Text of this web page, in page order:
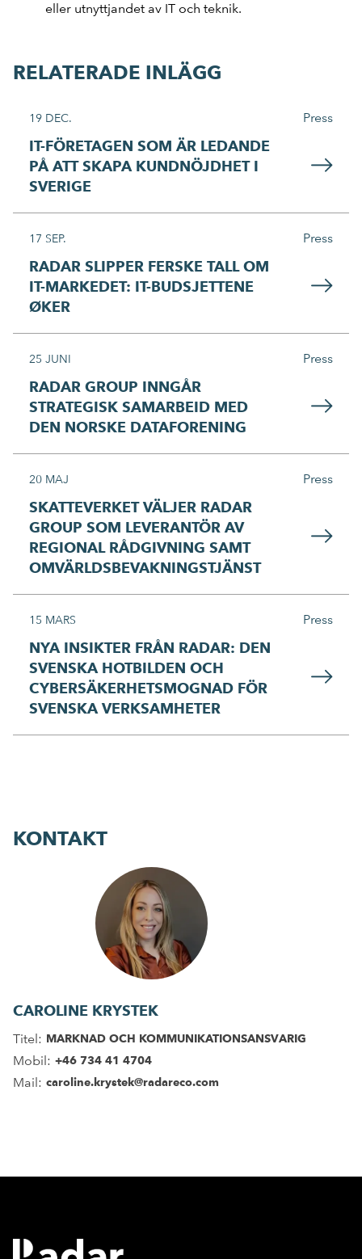
eller utnyttjandet av IT och teknik.
RELATERADE INLÄGG
19 DEC. Press
IT-FÖRETAGEN SOM ÄR LEDANDE
PÅ ATT SKAPA KUNDNÖJDHET I
SVERIGE
17 SEP. Press
RADAR SLIPPER FERSKE TALL OM
IT-MARKEDET: IT-BUDSJETTENE
ØKER
25 JUNI Press
RADAR GROUP INNGÅR
STRATEGISK SAMARBEID MED
DEN NORSKE DATAFORENING
20 MAJ Press
SKATTEVERKET VÄLJER RADAR
GROUP SOM LEVERANTÖR AV
REGIONAL RÅDGIVNING SAMT
OMVÄRLDSBEVAKNINGSTJÄNST
15 MARS Press
NYA INSIKTER FRÅN RADAR: DEN
SVENSKA HOTBILDEN OCH
CYBERSÄKERHETSMOGNAD FÖR
SVENSKA VERKSAMHETER
KONTAKT
CAROLINE KRYSTEK
Titel: MARKNAD OCH KOMMUNIKATIONSANSVARIG
Mobil: +46 734 41 4704
Mail: caroline.krystek@radareco.com